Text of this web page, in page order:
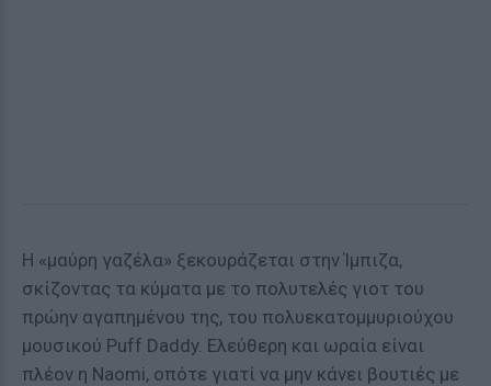
Η «μαύρη γαζέλα» ξεκουράζεται στην Ίμπιζα,
σκίζοντας τα κύματα με το πολυτελές γιοτ του
πρώην αγαπημένου της, του πολυεκατομμυριούχου
μουσικού Puff Daddy. Ελεύθερη και ωραία είναι
πλέον η Naomi, οπότε γιατί να μην κάνει βουτιές με